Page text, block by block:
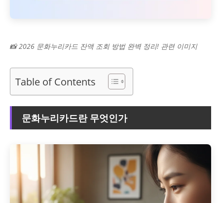
📸 2026 문화누리카드 잔액 조회 방법 완벽 정리! 관련 이미지
Table of Contents
문화누리카드란 무엇인가